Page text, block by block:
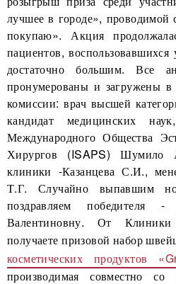
лучшее в городе»,
покупаю». Акция
пациентов,
достаточно большим. Все
пронумерованы и загружены в
комиссии: врач высшей
кандидат медицинских
Международного Общества
Хирургов (ISAPS) Шумило
клиники -Казанцева С.И.,
Т.Г. Случайно
поздравляем победителя
Валентиновну. От
получаете призовой набор
косметических продуктов
производимая совместно со